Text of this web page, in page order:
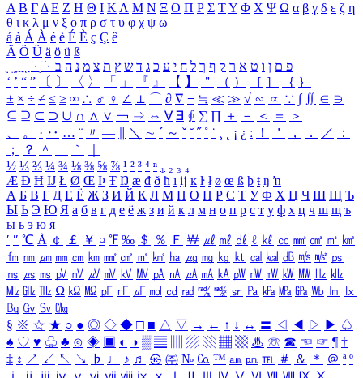
Α Β ΓΔ Ε Ζ Η Θ Ι ΚΛ Μ Ν Ξ Ο Π Ρ Σ ΤΥ Φ Χ Ψ Ω α β γ δ ε ζ η
θ ι κ λ μ ν ξ ο π ρ σ τ υ φ χ ψ ω
á à Á À é è É È ç Ç ê
Ä Ö Ü ä ö ü ß
ִֶֹ ֻּ ׁׂ פ ם ן ו ט א ר ק ף ך ל ח י ע כ ג ד ש ץ ת צ מ נ ה ב
‘ ’ “ ” 〔 〕 〈 〉 「 」 『 』 【 】 ＂ （ ） ［ ］ ｛ ｝
± × ÷ ≠ ≤ ≥ ∞ ∴ ♂ ♀ ∠ ⊥ ⌒ ∂ ∇ ≡ ≒ ≪ ≫ √ ∽ ∝ ∵ ∫ ∬ ∈ ∋
⊆ ⊇ ⊂ ⊃ ∪ ∩ ∧ ∨ ￢ ⇒ ⇔ ∀ ∃ ∮ ∑ ∏ ＋ － ＜ ＝
＞
、
。 · ‥ … ¨ 〃 ― ＼ ∼ ´ ～ ˇ ˘ ˝ ˚ ˙ ¸ ¡ ¿ ː ！ ＇ ， ． ／
：
；
？ ＾ ｀
½ ⅓ ⅔ ¼ ¾ ⅛ ⅜ ⅝ ⅞ ¹ ² ³ ⁴ ⁿ ₁ ₂ ₃ ₄
Æ Ð Ħ Ĳ Ł Ø Œ Þ Ŧ Ŋ æ đ ð ħ ı ĳ ĸ ŀ ł ø œ ß þ ŧ ŋ ŉ
А Б В Г Д Е Ё Ж З И Й К Л М Н О П Р С Т У Ф Х Ц Ч Ш Щ Ъ
Ы Ь Э Ю Я а б в г д е ё ж з и й к л м н о п р с т у ф х ц ч ш щ ъ
ы ь э ю я
′ ″ ℃ Å ￠ ￡ ￥ ¤ ℉ ‰ ＄ ％ Ｆ ￦ ㎕ ㎖ ㎗ ℓ ㎘ ㏄ ㎣ ㎤ ㎥ ㎦
㎙ ㎚ ㎛ ㎜ ㎝ ㎞ ㎟ ㎠ ㎡ ㎢ ㏊ ㎍ ㎎ ㎏ ㏏ ㎈ ㎉ ㏈ ㎧ ㎨ ㎰
㎱ ㎲ ㎳ ㎴ ㎵ ㎶ ㎷ ㎸ ㎹ ㎀ ㎁ ㎂ ㎃ ㎄ ㎺ ㎻ ㎽ ㎾ ㎿ ㎐ ㎑
㎒ ㎓ ㎔ Ω ㏀ ㏁ ㎊ ㎋ ㎌ ㏖ ㏅ ㎭ ㎮ ㎯ ㏛ ㎩ ㎪ ㎫ ㎬ ㏝ ㏐
㏓
㏃ ㏉ ㏜ ㏆
§ ※ ☆ ★ ○ ● ◎ ◇ ◆ □ ■ △ ▽ → ← ↑ ↓ ↔ 〓 ◁ ◀ ▷ ▶ ♤
♠ ♡ ♥ ♧ ♣ ⊙ ◈ ▣ ◐ ◑ ▒ ▤ ▨ ▧ ▦ ▩ ♨ ☏ ☎ ☜ ☞ ¶ †
‡ ↕ ↗ ↙ ↖ ↘ ♭ ♩ ♪ ♬ ㉿ ㈜ № ㏇ ™ ㏂ ㏘ ℡ ＃ ＆ ＊ ＠ ª º